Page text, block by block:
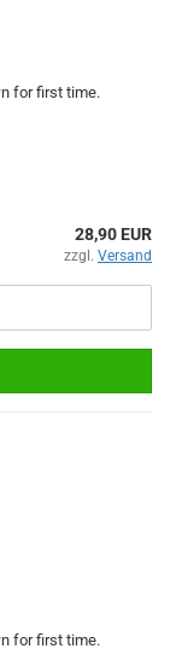
for first time.
28,90 EUR
zzgl. Versand
for first time.